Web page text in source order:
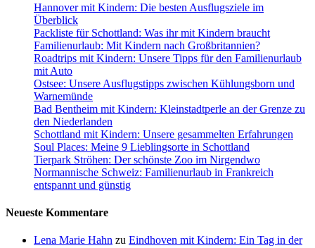
Hannover mit Kindern: Die besten Ausflugsziele im
Überblick
Packliste für Schottland: Was ihr mit Kindern braucht
Familienurlaub: Mit Kindern nach Großbritannien?
Roadtrips mit Kindern: Unsere Tipps für den Familienurlaub
mit Auto
Ostsee: Unsere Ausflugstipps zwischen Kühlungsborn und
Warnemünde
Bad Bentheim mit Kindern: Kleinstadtperle an der Grenze zu
den Niederlanden
Schottland mit Kindern: Unsere gesammelten Erfahrungen
Soul Places: Meine 9 Lieblingsorte in Schottland
Tierpark Ströhen: Der schönste Zoo im Nirgendwo
Normannische Schweiz: Familienurlaub in Frankreich
entspannt und günstig
Neueste Kommentare
Lena Marie Hahn zu Eindhoven mit Kindern: Ein Tag in der